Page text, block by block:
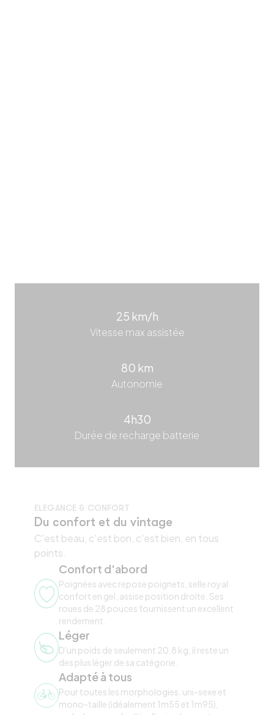
25 km/h
Vitesse max assistée
80 km
Autonomie
4h30
Durée de recharge batterie
ELEGANCE & CONFORT
Du confort et du vintage
C'est beau, c'est bon, c'est bien, en tous
points.
Confort d'abord
Poignées avec repose poignets, selle royal
confort en gel, assise position droite. Ses
roues de 28 pouces fournissent un excellent
rendement.
Léger
D'un poids de seulement 20.8 kg, il reste un
des plus léger de sa catégorie.
Adapté à tous
Pour toutes les morphologies, uni-sexe et
mono-taille (idéalement 1m55 et 1m95),